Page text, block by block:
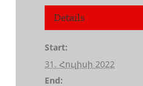
Details
Start:
31. Հուլիսի 2022
End: